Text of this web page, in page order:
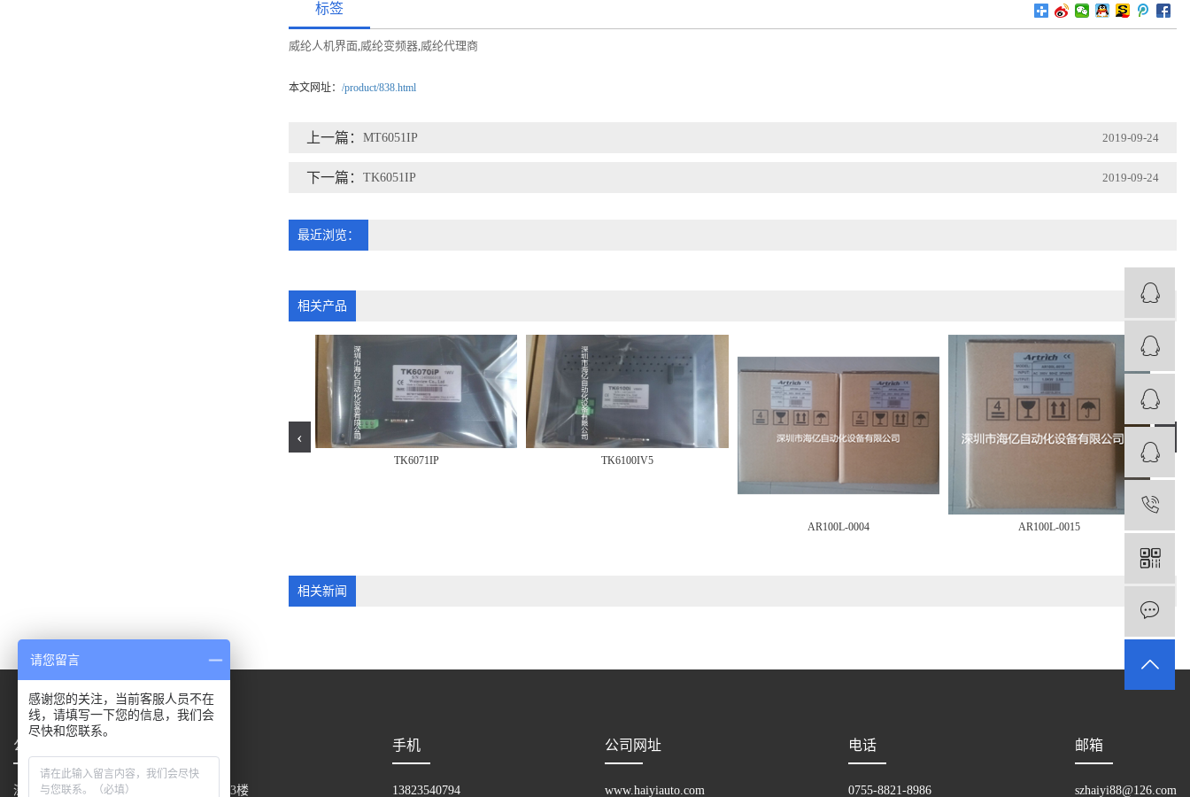
标签
威纶人机界面,威纶变频器,威纶代理商
本文网址：/product/838.html
上一篇：MT6051IP 2019-09-24
下一篇：TK6051IP 2019-09-24
最近浏览：
相关产品
TK6071IP TK6100IV5
AR100L-0004 AR100L-0015
‹
相关新闻
公司地址
深圳市宝安区新桥街道中心路同方中心13楼
手机
13823540794
公司网址
www.haiyiauto.com
电话
0755-8821-8986
邮箱
szhaiyi88@126.com
请您留言
感谢您的关注，当前客服人员不在
线，请填写一下您的信息，我们会
尽快和您联系。